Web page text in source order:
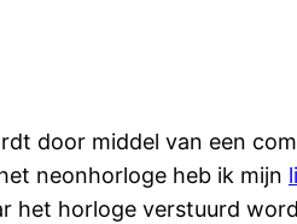
door middel van een
neonhorloge heb ik mijn
het horloge verstuurd